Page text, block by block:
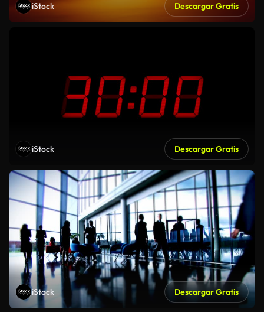
iStock Descargar Gratis
iStock Descargar Gratis
iStock Descargar Gratis